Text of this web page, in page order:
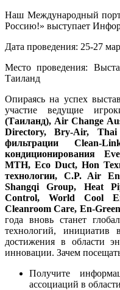
Наш Международный
Россию!» выступает
Дата проведения: 25-27
Место проведения:
Таиланд
Опираясь на успех
участие ведущие
(Таиланд), Air Change
Directory, Bry-Air, Thai
фильтрации Clean-
кондиционирования
MTH, Eco Duct, Hon
технологии, C.P. Air
Shangqi Group, Heat
Control, World Cool
Cleanroom Care, En-Green
года вновь станет
технологий, инициатив
достижения в области
инновации. Зачем
Получите
ассоциаций в